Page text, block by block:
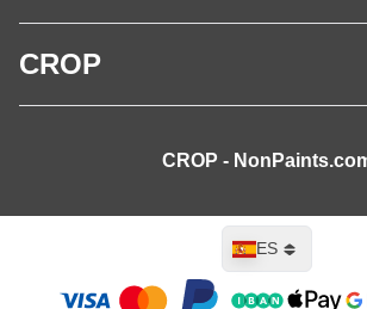
CROP
CROP -
Lenguaje
ES